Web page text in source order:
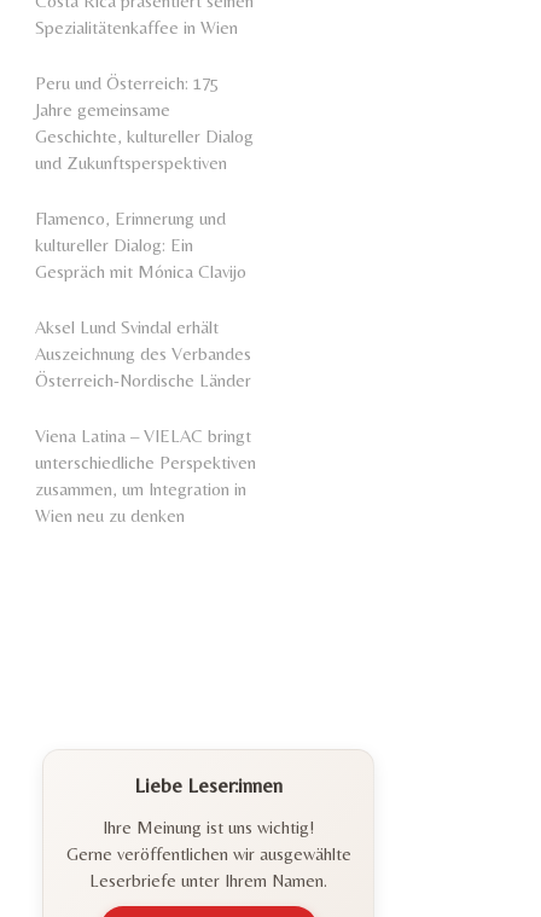
Spezialitätenkaffee in Wien
Peru und Österreich: 175
Jahre gemeinsame
Geschichte, kultureller Dialog
und Zukunftsperspektiven
Flamenco, Erinnerung und
kultureller Dialog: Ein
Gespräch mit Mónica Clavijo
Aksel Lund Svindal erhält
Auszeichnung des Verbandes
Österreich-Nordische Länder
Viena Latina – VIELAC bringt
unterschiedliche Perspektiven
zusammen, um Integration in
Wien neu zu denken
Liebe Leser:innen
Ihre Meinung ist uns wichtig!
Gerne veröffentlichen wir ausgewählte
Leserbriefe unter Ihrem Namen.